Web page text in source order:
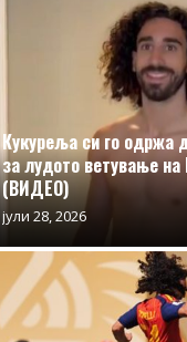
Кукуреља си го одржа
за лудото ветување на
(ВИДЕО)
јули 28, 2026